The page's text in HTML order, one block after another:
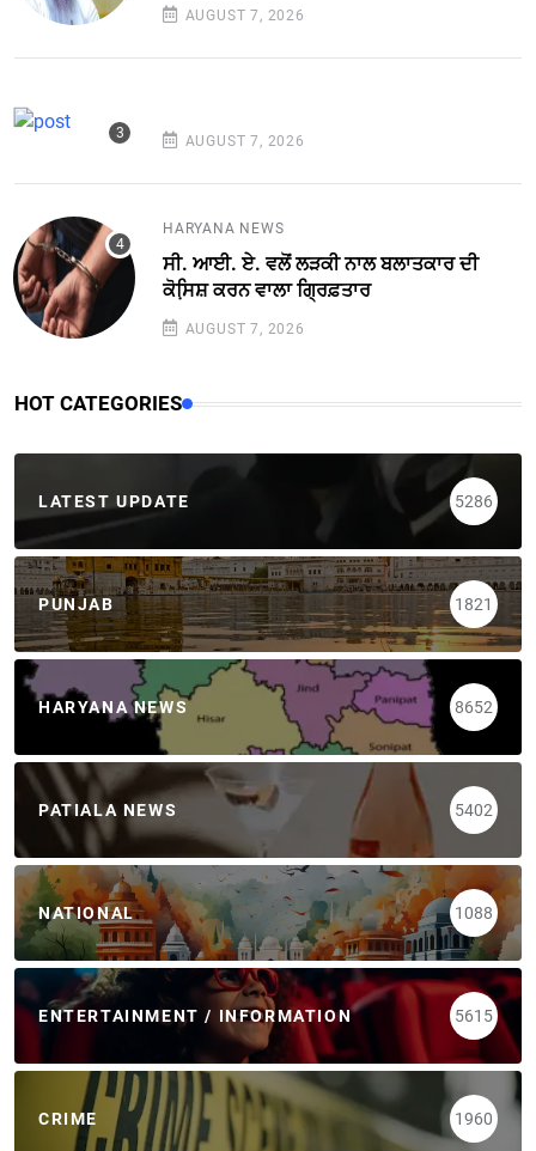
AUGUST 7, 2026
AUGUST 7, 2026
HARYANA NEWS
ਸੀ. ਆਈ. ਏ. ਵਲੋਂ ਲੜਕੀ ਨਾਲ ਬਲਾਤਕਾਰ ਦੀ
ਕੋਸਿ਼ਸ਼ ਕਰਨ ਵਾਲਾ ਗ੍ਰਿਫ਼ਤਾਰ
AUGUST 7, 2026
HOT CATEGORIES
LATEST UPDATE 5286
PUNJAB 1821
HARYANA NEWS 8652
PATIALA NEWS 5402
NATIONAL 1088
ENTERTAINMENT / INFORMATION 5615
CRIME 1960